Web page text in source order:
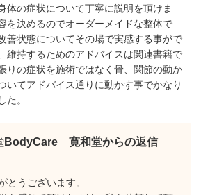
体の症状について丁寧に説明を頂けま
を決めるのでオーダーメイドな整体で
善状態についてその場で実感する事がで
維持するためのアドバイスは関連書籍で
りの症状を施術ではなく骨、関節の動か
いてアドバイス通りに動かす事でかなり
た。
BodyCare 寛和堂からの返信
とうございます。